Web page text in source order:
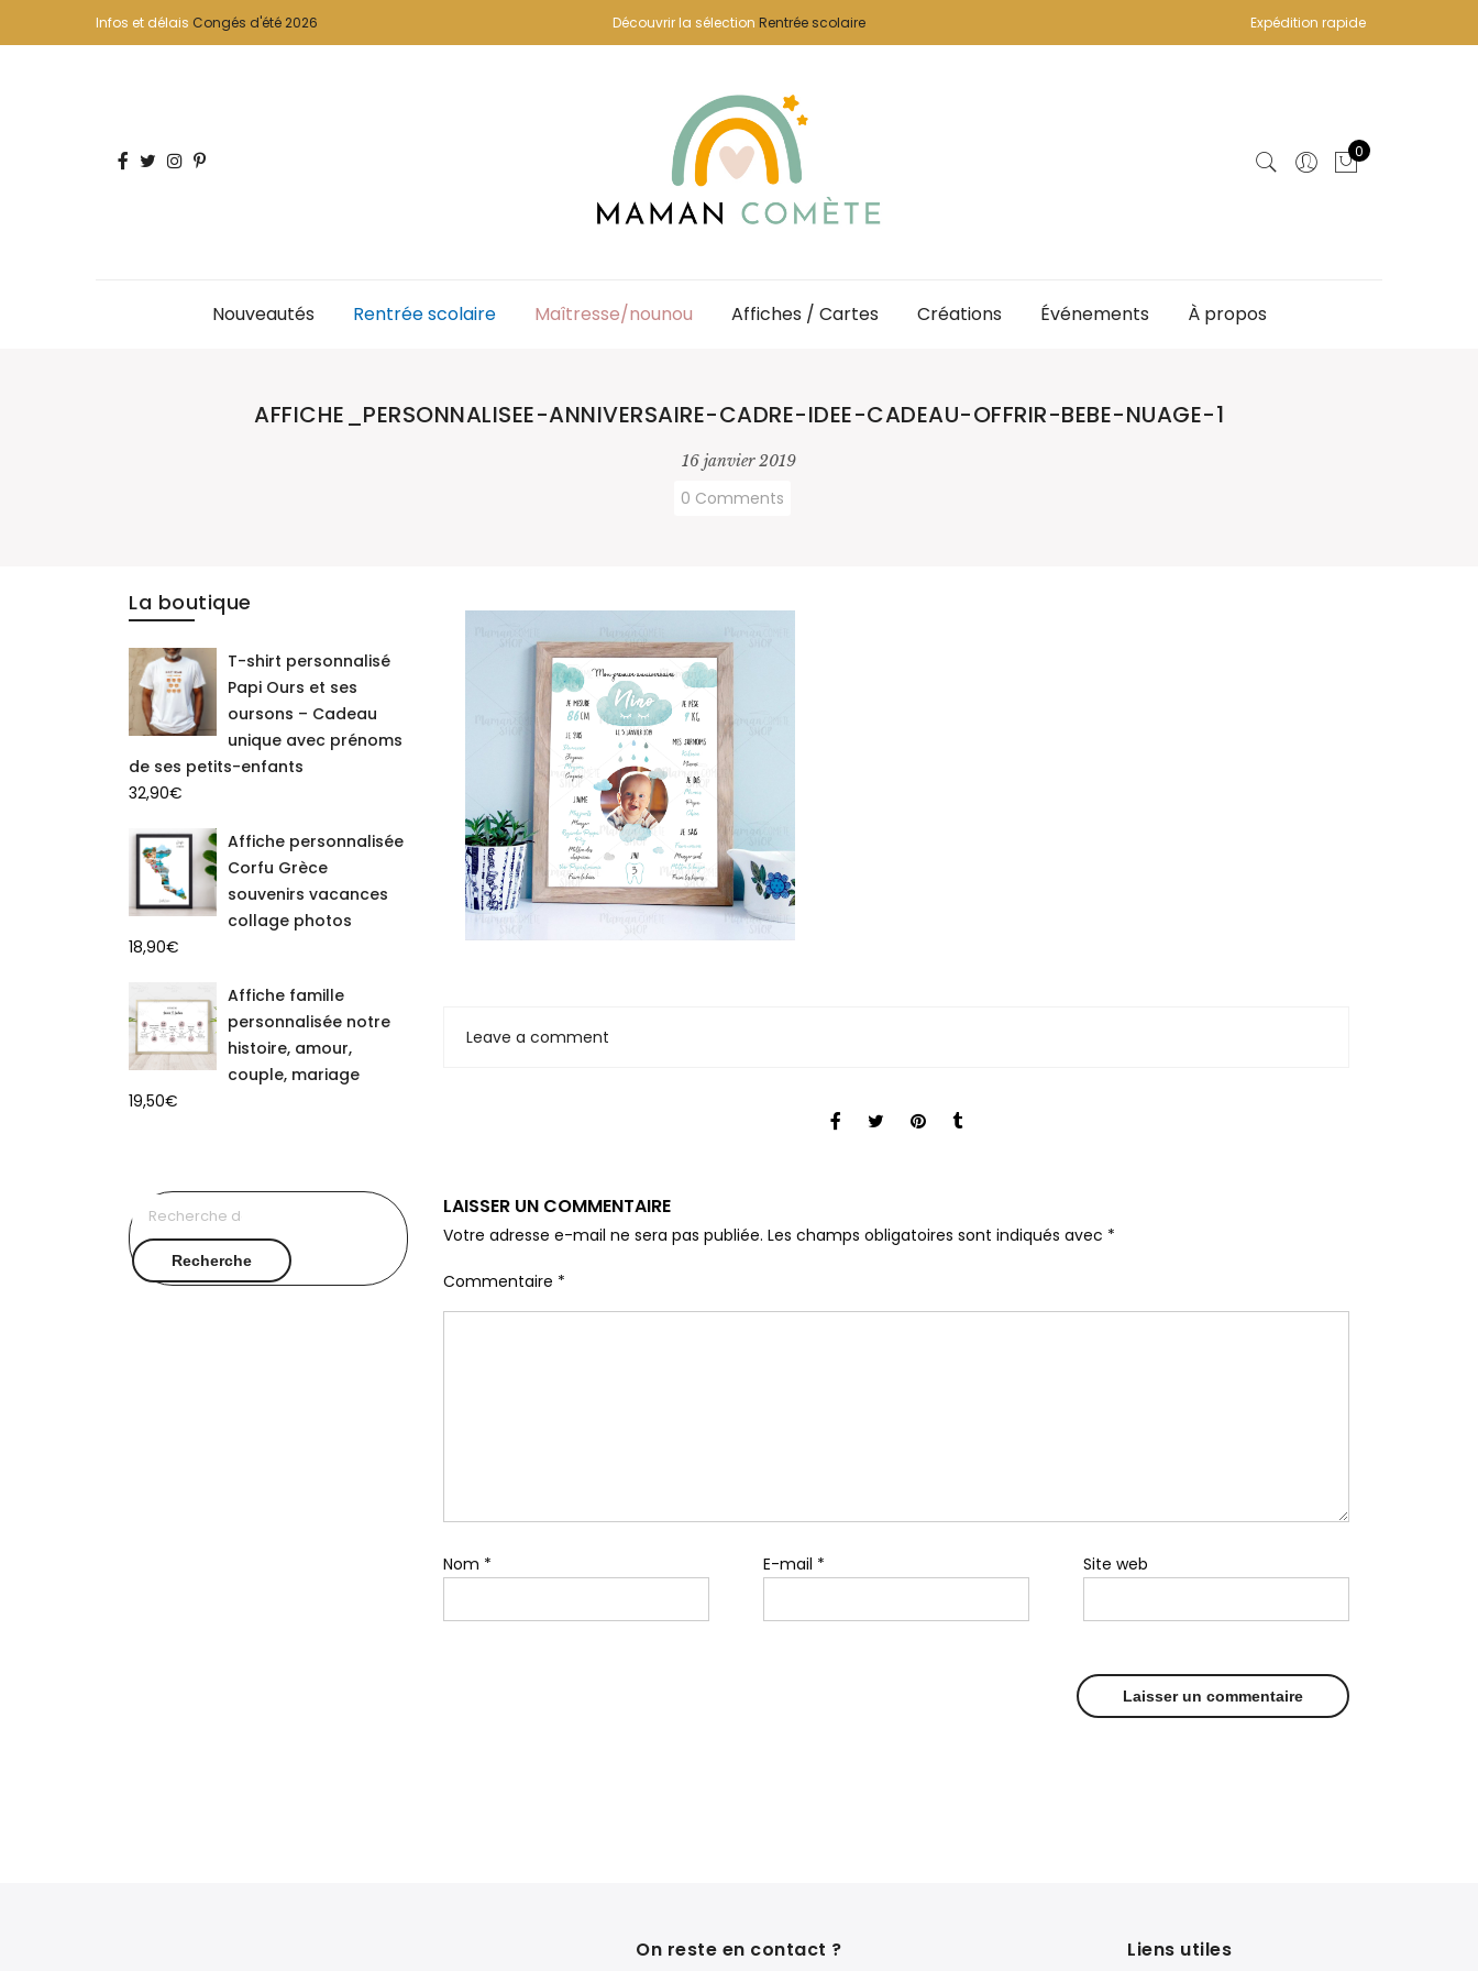
Infos et délais Congés d'été 2026 Découvrir la sélection Rentrée scolaire Expédition rapide
0
Nouveautés Rentrée scolaire Maîtresse/nounou Affiches / Cartes Créations Événements À propos
AFFICHE_PERSONNALISEE-ANNIVERSAIRE-CADRE-IDEE-CADEAU-OFFRIR-BEBE-NUAGE-1
16 janvier 2019
0 Comments
Leave a comment
LAISSER UN COMMENTAIRE
Votre adresse e-mail ne sera pas publiée. Les champs obligatoires sont indiqués avec *
Commentaire *
Nom * E-mail * Site web
La boutique
T-shirt personnalisé
Papi Ours et ses
oursons – Cadeau
unique avec prénoms
de ses petits-enfants
32,90€
Affiche personnalisée
Corfu Grèce
souvenirs vacances
collage photos
18,90€
Affiche famille
personnalisée notre
histoire, amour,
couple, mariage
19,50€
pour :
Recherche
On reste en contact ? Liens utiles